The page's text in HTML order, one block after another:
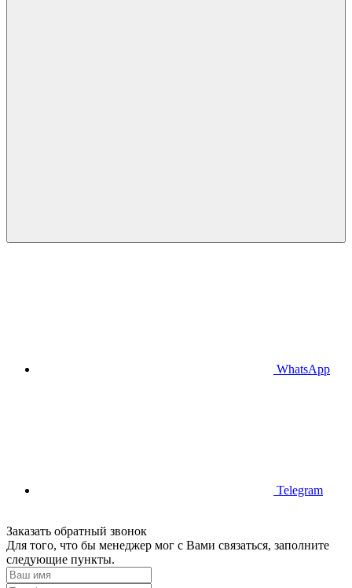
WhatsApp
Telegram
Заказать обратный звонок
Для того, что бы менеджер мог с Вами связаться, заполните
следующие пункты.